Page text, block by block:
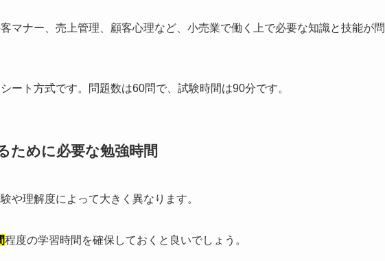
マナー、売上管理、顧客心理など、小売業で働く上で必要な知識と技能が問
ート方式です。問題数は60問で、試験時間は90分です。
ために必要な勉強時間
や理解度によって大きく異なります。
程度の学習時間を確保しておくと良いでしょう。